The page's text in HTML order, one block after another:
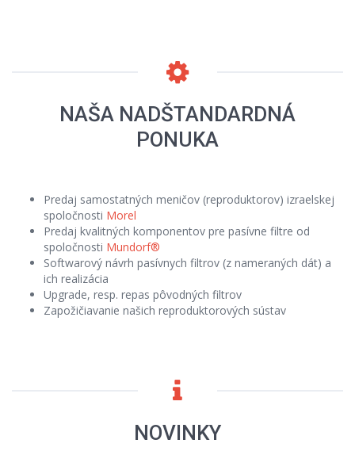
NAŠA NADŠTANDARDNÁ
PONUKA
Predaj samostatných meničov (reproduktorov) izraelskej
spoločnosti Morel
Predaj kvalitných komponentov pre pasívne filtre od
spoločnosti Mundorf®
Softwarový návrh pasívnych filtrov (z nameraných dát) a
ich realizácia
Upgrade, resp. repas pôvodných filtrov
Zapožičiavanie našich reproduktorových sústav
NOVINKY